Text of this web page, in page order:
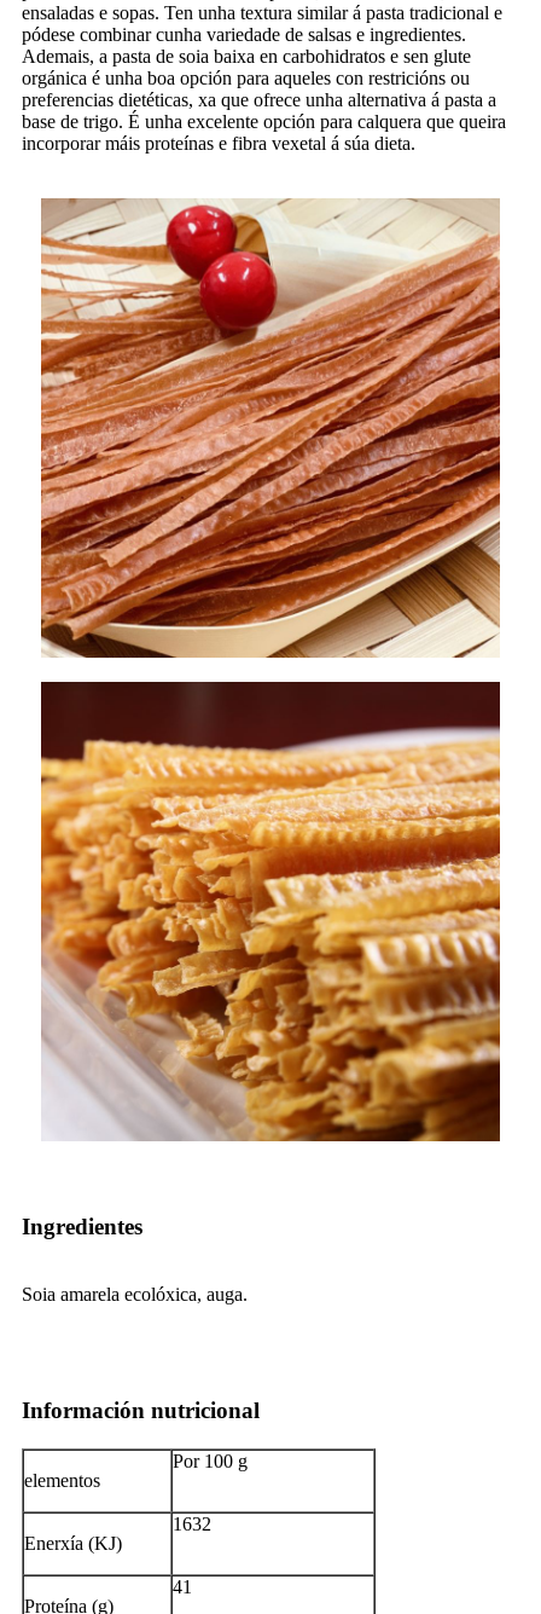
ensaladas e sopas. Ten unha textura similar á pasta tradicional e
pódese combinar cunha variedade de salsas e ingredientes.
Ademais, a pasta de soia baixa en carbohidratos e sen glute
orgánica é unha boa opción para aqueles con restricións ou
preferencias dietéticas, xa que ofrece unha alternativa á pasta a
base de trigo. É unha excelente opción para calquera que queira
incorporar máis proteínas e fibra vexetal á súa dieta.
Ingredientes
Soia amarela ecolóxica, auga.
Información nutricional
elementos
Por 100 g
Enerxía (KJ)
1632
Proteína (g)
41